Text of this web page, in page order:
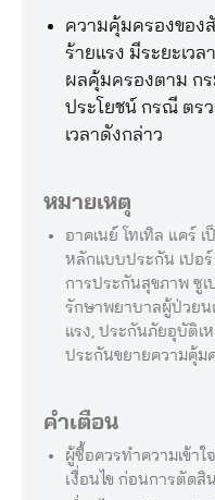
ความคุ้มครองของ
ร้ายแรง มีระยะเว
ผลคุ้มครองตาม ก
ประโยชน์ กรณี ตร
เวลาดังกล่าว
หมายเหตุ
อาคเนย์ โทเทิล แคร์
หลักแบบประกัน เปอ
การประกันสุขภาพ ซูเ
รักษาพยาบาลผู้ป่วยน
แรง, ประกันภัยอุบัติเ
ประกันขยายความคุ้ม
คำเตือน
ผู้ซื้อควรทำความเข้า
เงื่อนไข ก่อนการตัด